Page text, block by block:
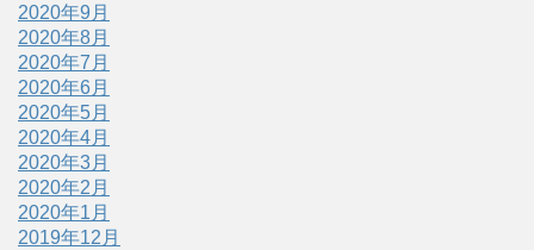
2020年9月
2020年8月
2020年7月
2020年6月
2020年5月
2020年4月
2020年3月
2020年2月
2020年1月
2019年12月